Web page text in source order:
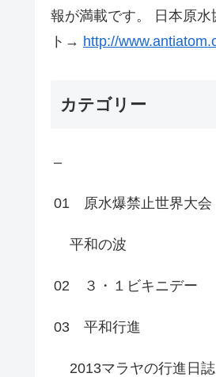
報が満載です。 日本原水
ト→ http://
カテゴリー
–
01 原水爆禁止世界大会
平和の波
02 ３・１ビキニデー
03 平和行進
2013マラヤの行進日誌